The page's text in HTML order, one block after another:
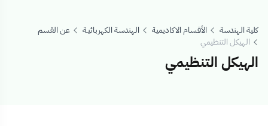
كلية الهندسة الأقسام الاكاديمية الهندسة الكهربائيـة
عن القسم
الهيكل التنظيمي
الهيكل التنظيمي